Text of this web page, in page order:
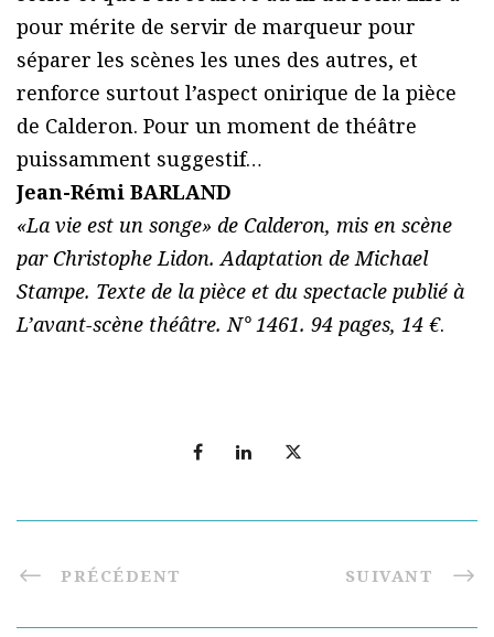
pour mérite de servir de marqueur pour
séparer les scènes les unes des autres, et
renforce surtout l’aspect onirique de la pièce
de Calderon. Pour un moment de théâtre
puissamment suggestif…
Jean-Rémi BARLAND
«La vie est un songe» de Calderon, mis en scène
par Christophe Lidon. Adaptation de Michael
Stampe. Texte de la pièce et du spectacle publié à
L’avant-scène théâtre. N° 1461. 94 pages, 14 €.
PRÉCÉDENT SUIVANT